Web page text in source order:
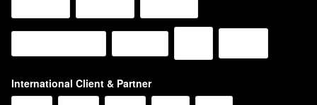
International Client & Partner